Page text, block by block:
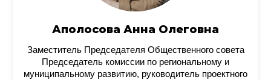
Аполосова Анна Олеговна
Заместитель Председателя Общественного совета
Председатель комиссии по региональному и
муниципальному развитию, руководитель проектного